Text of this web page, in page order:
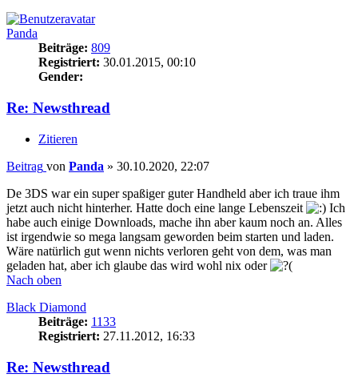
Panda
Beiträge: 809
Registriert: 30.01.2015, 00:10
Gender:
Re: Newsthread
Zitieren
Beitrag von Panda » 30.10.2020, 22:07
De 3DS war ein super spaßiger guter Handheld aber ich traue ihm
jetzt auch nicht hinterher. Hatte doch eine lange Lebenszeit
Ich
habe auch einige Downloads, mache ihn aber kaum noch an. Alles
ist irgendwie so mega langsam geworden beim starten und laden.
Wäre natürlich gut wenn nichts verloren geht von dem, was man
geladen hat, aber ich glaube das wird wohl nix oder
Nach oben
Black Diamond
Beiträge: 1133
Registriert: 27.11.2012, 16:33
Re: Newsthread